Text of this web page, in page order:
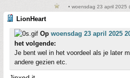
• woensdag 23 april 2025
LionHeart
Op woensdag 23 april 2025
het volgende:
Je bent wel in het voordeel als je later
andere gezien etc.